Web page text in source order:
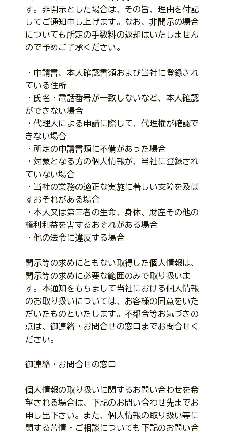
す。非開示とした場合は、その旨、理由を付記
してご通知申し上げます。なお、非開示の場合
についても所定の手数料の返却はいたしません
ので予めご了承ください。
・申請書、本人確認書類および当社に登録され
ている住所
・氏名・電話番号が一致しないなど、本人確認
ができない場合
・代理人による申請に際して、代理権が確認で
きない場合
・所定の申請書類に不備があった場合
・対象となる方の個人情報が、当社に登録され
ていない場合
・当社の業務の適正な実施に著しい支障を及ぼ
すおそれがある場合
・本人又は第三者の生命、身体、財産その他の
権利利益を害するおそれがある場合
・他の法令に違反する場合
開示等の求めにともない取得した個人情報は、
開示等の求めに必要な範囲のみで取り扱いま
す。本通知をもちまして当社における個人情報
のお取り扱いについては、お客様の同意をいた
だいたものといたします。不都合等お気づきの
点は、御連絡・お問合せの窓口までお問合せく
ださい。
御連絡・お問合せの窓口
個人情報の取り扱いに関するお問い合わせを希
望される場合は、下記のお問い合わせ先までお
申し出下さい。また、個人情報の取り扱い等に
関する苦情・ご相談についても下記のお問い合